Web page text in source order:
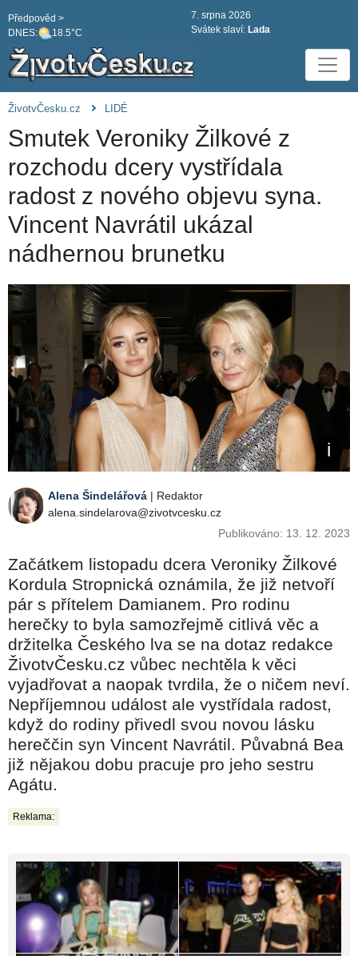
DNES: 18.5°C
Předpověd >
7. srpna 2026
Svátek slaví: Lada
ŽivotvČesku.cz LIDÉ
Smutek Veroniky Žilkové z
rozchodu dcery vystřídala
radost z nového objevu syna.
Vincent Navrátil ukázal
nádhernou brunetku
Alena Šindelářová | Redaktor
alena.sindelarova@zivotvcesku.cz
Publikováno: 13. 12. 2023
Začátkem listopadu dcera Veroniky Žilkové
Kordula Stropnická oznámila, že již netvoří
pár s přítelem Damianem. Pro rodinu
herečky to byla samozřejmě citlivá věc a
držitelka Českého lva se na dotaz redakce
ŽivotvČesku.cz vůbec nechtěla k věci
vyjadřovat a naopak tvrdila, že o ničem neví.
Nepříjemnou událost ale vystřídala radost,
když do rodiny přivedl svou novou lásku
hereččin syn Vincent Navrátil. Půvabná Bea
již nějakou dobu pracuje pro jeho sestru
Agátu.
Reklama: